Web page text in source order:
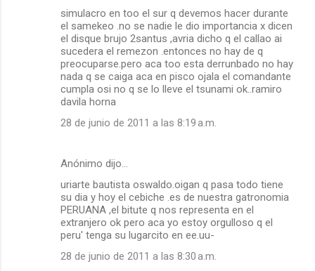
simulacro en too el sur q devemos hacer durante
el samekeo .no se nadie le dio importancia x dicen
el disque brujo 2santus ,avria dicho q el callao ai
sucedera el remezon .entonces no hay de q
preocuparse.pero aca too esta derrunbado no hay
nada q se caiga aca en pisco ojala el comandante
cumpla osi no q se lo lleve el tsunami ok..ramiro
davila horna
28 de junio de 2011 a las 8:19 a.m.
Anónimo dijo…
uriarte bautista oswaldo.oigan q pasa todo tiene
su dia y hoy el cebiche .es de nuestra gatronomia
PERUANA ,el bitute q nos representa en el
extranjero ok pero aca yo estoy orgulloso q el
peru' tenga su lugarcito en ee.uu-
28 de junio de 2011 a las 8:30 a.m.